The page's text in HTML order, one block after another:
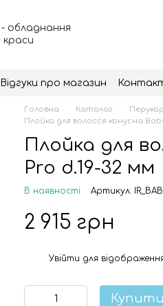
Відгуки про магазин
Головна Каталог
Плойка для волосся конусна
Плойка для
Pro d.19-32 мм
В наявності Артикул:
2 915 грн
Увійти для
Купити